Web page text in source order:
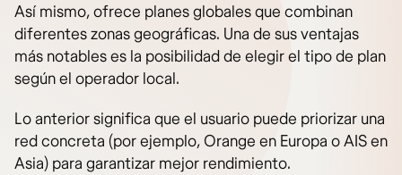
Así mismo, ofrece planes globales que combinan
diferentes zonas geográficas. Una de sus ventajas
más notables es la posibilidad de elegir el tipo de plan
según el operador local.
Lo anterior significa que el usuario puede priorizar una
red concreta (por ejemplo, Orange en Europa o AIS en
Asia) para garantizar mejor rendimiento.